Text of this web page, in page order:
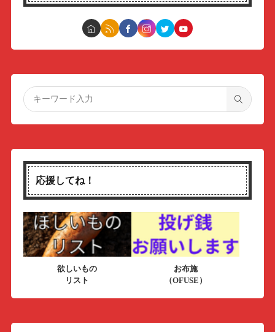
応援してね！
欲しいもの
リスト
お布施
（OFUSE）